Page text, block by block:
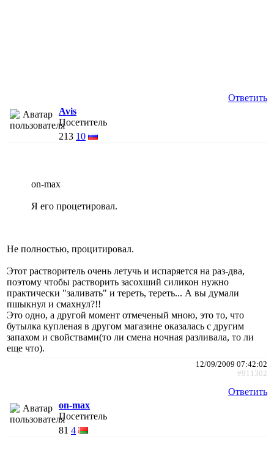
Ответить
Avis
Посетитель
213 10
on-max
Я его процетировал.
Не полностью, процитировал.
Этот растворитель очень летучь и испаряется на раз-два,
поэтому чтобы растворить засохший силикон нужно
практически "заливать" и тереть, тереть... А вы думали
пшыкнул и смахнул?!!
Это одно, а другой момент отмеченый мною, это то, что
бутылка купленая в другом магазине оказалась с другим
запахом и свойствами(то ли смена ночная разливала, то ли
еще что).
12/09/2009 07:42:02
#911302
Ответить
on-max
Посетитель
81 4